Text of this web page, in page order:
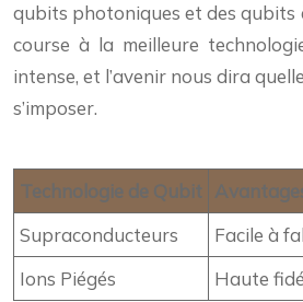
qubits photoniques et des qubits
course à la meilleure
intense, et l’avenir nous dira
s’imposer.
Technologie de Qubit
Supraconducteurs
Facile à
Ions Piégés
Haute